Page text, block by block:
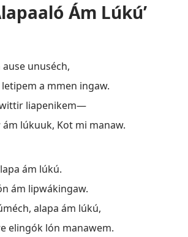
Ám Lúkú’
unuséch,
a mmen ingaw.
liapenikem—
lúkuuk, Kot mi manaw.
ám lúkú.
ám lipwákingaw.
alapa ám lúkú,
elingók lón manawem.